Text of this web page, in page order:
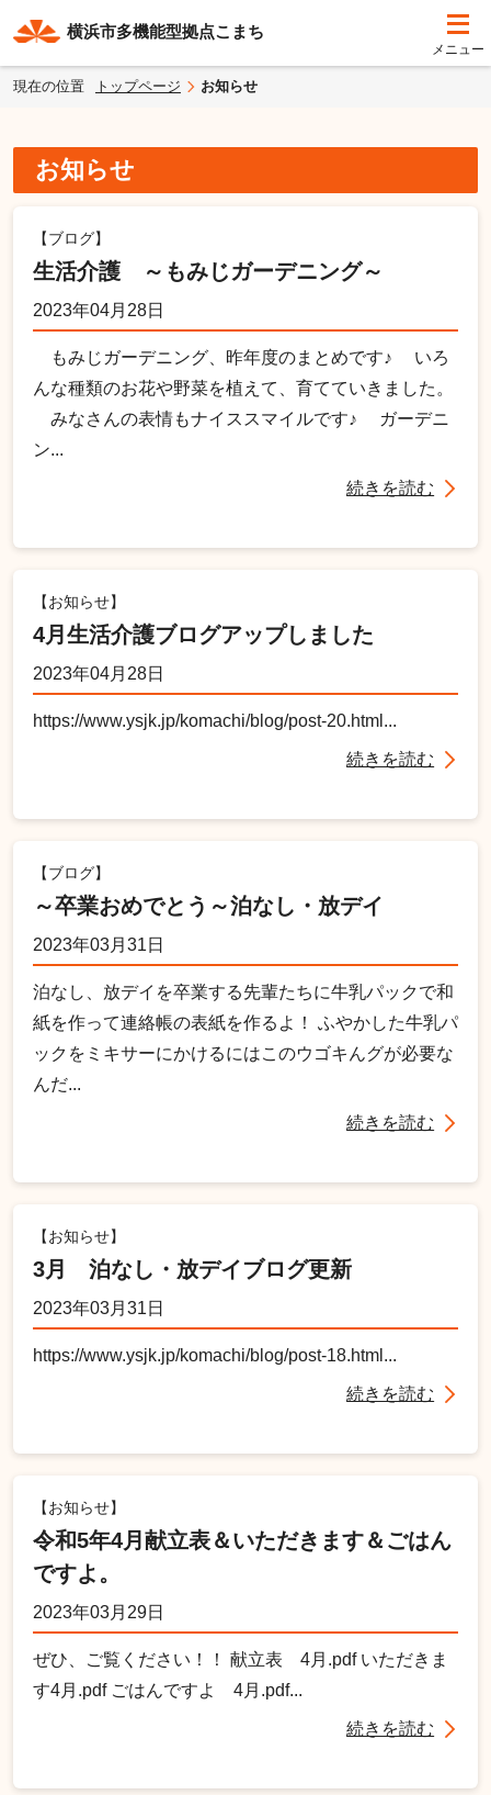
横浜市多機能型拠点こまち
現在の位置 トップページ お知らせ
お知らせ
【ブログ】
生活介護 ～もみじガーデニング～
2023年04月28日
もみじガーデニング、昨年度のまとめです♪ いろ
んな種類のお花や野菜を植えて、育てていきました。
みなさんの表情もナイススマイルです♪ ガーデニ
ン...
続きを読む
【お知らせ】
4月生活介護ブログアップしました
2023年04月28日
https://www.ysjk.jp/komachi/blog/post-20.html...
続きを読む
【ブログ】
～卒業おめでとう～泊なし・放デイ
2023年03月31日
泊なし、放デイを卒業する先輩たちに牛乳パックで和
紙を作って連絡帳の表紙を作るよ！ ふやかした牛乳パ
ックをミキサーにかけるにはこのウゴキんグが必要な
んだ...
続きを読む
【お知らせ】
3月 泊なし・放デイブログ更新
2023年03月31日
https://www.ysjk.jp/komachi/blog/post-18.html...
続きを読む
【お知らせ】
令和5年4月献立表＆いただきます＆ごはん
ですよ。
2023年03月29日
ぜひ、ご覧ください！！ 献立表 4月.pdf いただきま
す4月.pdf ごはんですよ 4月.pdf...
続きを読む